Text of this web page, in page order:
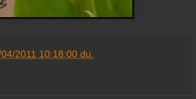
2011 10:18:00 du.